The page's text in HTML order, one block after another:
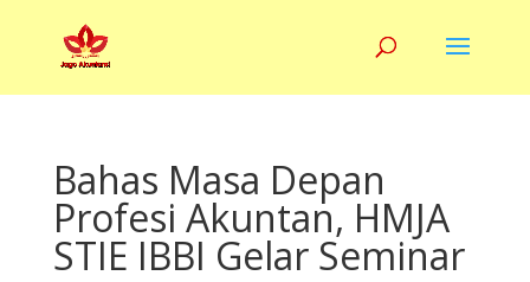
Bahas Masa Depan
Profesi Akuntan, HMJA
STIE IBBI Gelar Seminar